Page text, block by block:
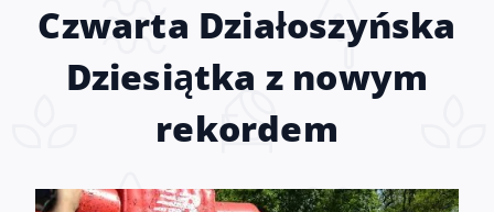
Czwarta Działoszyńska
Dziesiątka z nowym
rekordem